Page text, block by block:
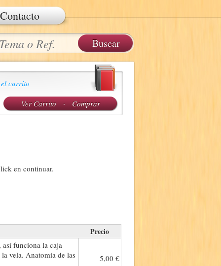
Contacto
carrito
Ver Carrito · Comprar
en continuar.
Precio
funciona la caja
vela. Anatomia de las
5,00 €